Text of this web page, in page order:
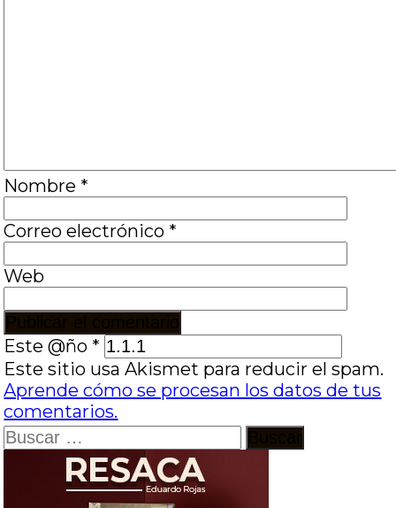
Nombre *
Correo electrónico *
Web
Este @ño *
Este sitio usa Akismet para reducir el spam.
Aprende cómo se procesan los datos de tus
comentarios.
Buscar: